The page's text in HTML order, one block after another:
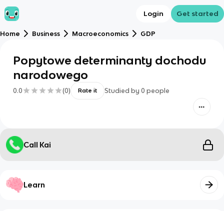
Login Get started
Home Business Macroeconomics GDP
Popytowe determinanty dochodu
narodowego
0.0 (0) Rate it Studied by 0 people
Call Kai
Learn